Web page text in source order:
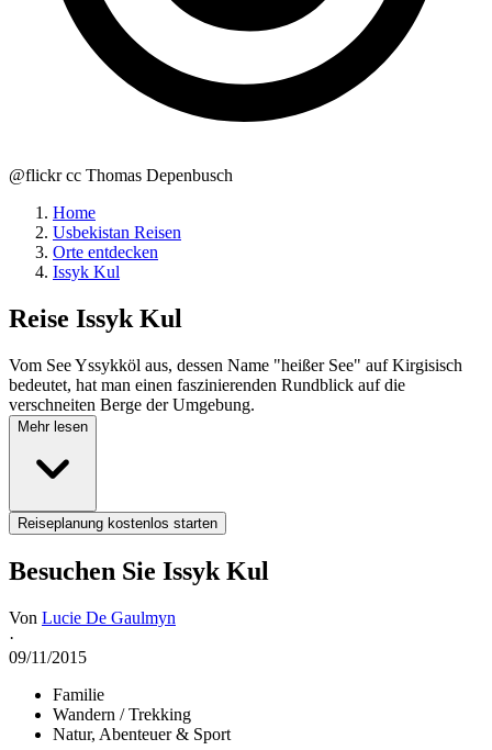
@flickr cc Thomas Depenbusch
Home
Usbekistan Reisen
Orte entdecken
Issyk Kul
Reise Issyk Kul
Vom See Yssykköl aus, dessen Name "heißer See" auf Kirgisisch
bedeutet, hat man einen faszinierenden Rundblick auf die
verschneiten Berge der Umgebung.
Mehr lesen
Reiseplanung kostenlos starten
Besuchen Sie Issyk Kul
Von Lucie De Gaulmyn
·
09/11/2015
Familie
Wandern / Trekking
Natur, Abenteuer & Sport